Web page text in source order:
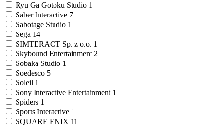
Ryu Ga Gotoku Studio 1
Saber Interactive 7
Sabotage Studio 1
Sega 14
SIMTERACT Sp. z o.o. 1
Skybound Entertainment 2
Sobaka Studio 1
Soedesco 5
Soleil 1
Sony Interactive Entertainment 1
Spiders 1
Sports Interactive 1
SQUARE ENIX 11